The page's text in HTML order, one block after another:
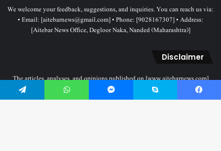
We welcome your feedback, suggestions, and inquiries. You can reach us via:
• Email: [aitebarnews@gmail.com] • Phone: [9028167307] • Address:
[Aitebar News Office, Degloor Naka, Nanded (Maharashtra)]
Disclaimer
The articles, analyses, and opinions published on [www.aitebarnews.com]
solely represent the personal views and opinions of the authors. These views
do not necessarily reflect the stance of the Aitebar News management. Any
Facebook
Skype
Messenger
WhatsApp
Telegram